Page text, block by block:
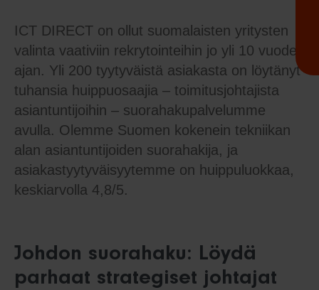
ICT DIRECT on ollut suomalaisten yritysten
valinta vaativiin rekrytointeihin jo yli 10 vuoden
ajan. Yli 200 tyytyväistä asiakasta on löytänyt
tuhansia huippuosaajia – toimitusjohtajista
asiantuntijoihin – suorahakupalvelumme
avulla. Olemme Suomen kokenein tekniikan
alan asiantuntijoiden suorahakija, ja
asiakastyytyväisyytemme on huippuluokkaa,
keskiarvolla 4,8/5.
Johdon suorahaku: Löydä
parhaat strategiset johtajat